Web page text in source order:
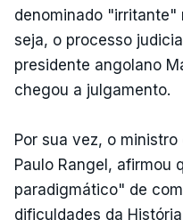
denominado "irritante"
seja, o processo
presidente angolano
chegou a julgamento.
Por sua vez, o
Paulo Rangel, afirmou
paradigmático" de
dificuldades da